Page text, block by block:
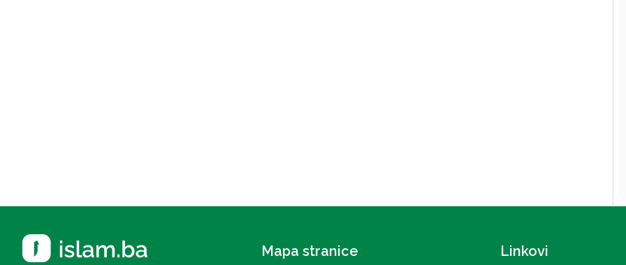
Mapa stranice Linkovi